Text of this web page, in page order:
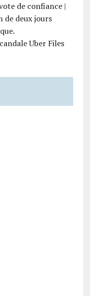
de confiance |
de deux jours
Uber Files